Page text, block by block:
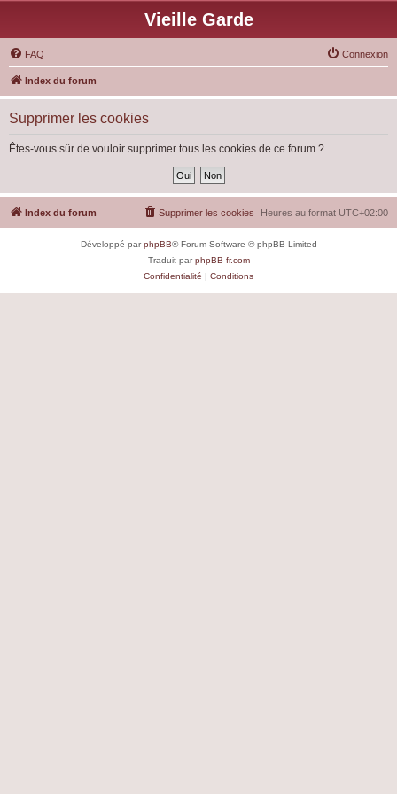
Vieille Garde
FAQ Connexion
Index du forum
Supprimer les cookies
Êtes-vous sûr de vouloir supprimer tous les cookies de ce forum ?
Index du forum Heures au format UTC+02:00
Supprimer les cookies
Développé parphpBB® Forum Software © phpBB Limited
Traduit parphpBB-fr.com
Confidentialité | Conditions